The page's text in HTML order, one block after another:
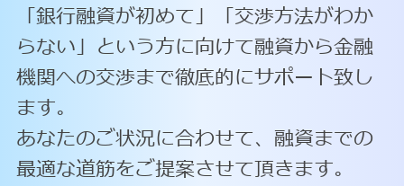
「銀行融資が初めて」「交渉方法がわか
らない」という方に向けて融資から金融
機関への交渉まで徹底的にサポート致し
ます。
あなたのご状況に合わせて、融資までの
最適な道筋をご提案させて頂きます。